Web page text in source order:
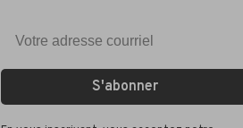
S'abonner